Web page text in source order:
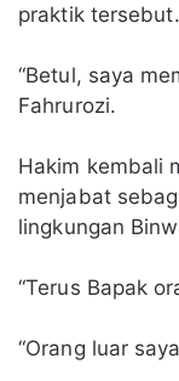
praktik tersebut.
“Betul, saya
Fahrurozi.
Hakim kembali
menjabat
lingkungan
“Terus Bapak
“Orang luar